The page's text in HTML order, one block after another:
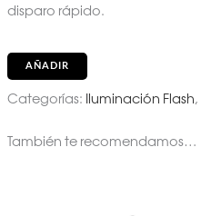
disparo rápido.
AÑADIR
Categorías: Iluminación Flash,
También te recomendamos…